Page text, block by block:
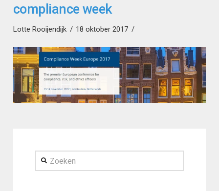
compliance week
Lotte Rooijendijk 18 oktober 2017
Zoeken